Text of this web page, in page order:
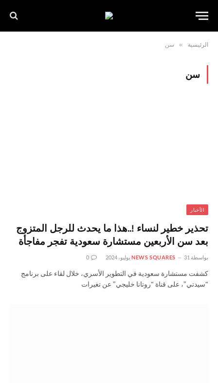
الرئيسية » سن
سن
الأخبار
تحذير خطير لنساء !..هذا ما يحدث للرجل المتزوج
بعد سن الأربعين مستشارة سعودية تفجر مفاجأة
بواسطة NEWS SQUARES 31 يوليو، 2024 0
كشفت مستشارة سعودية في التطوير الأسري، خلال لقاء على برنامج
“سيدتي”، على قناة “روتانا خليجي” عن تغيرات